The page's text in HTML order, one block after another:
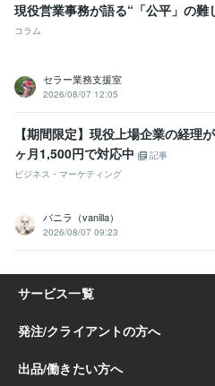
現役営業事務が語る“「公平」の難
コラム
セラー業務支援室
2026/08/07 12:05
【期間限定】現役上場企業の経理
ヶ月1,500円で対応中
記事
ビジネス・マーケティング
バニラ（vanilla）
2026/08/07 09:23